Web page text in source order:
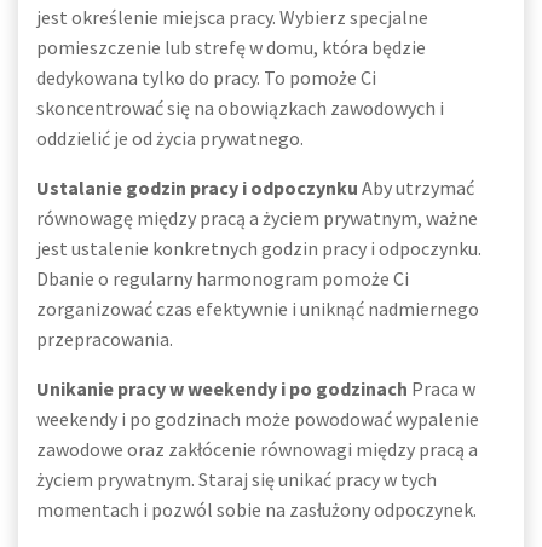
jest określenie miejsca pracy. Wybierz specjalne
pomieszczenie lub strefę w domu, która będzie
dedykowana tylko do pracy. To pomoże Ci
skoncentrować się na obowiązkach zawodowych i
oddzielić je od życia prywatnego.
Ustalanie godzin pracy i odpoczynku Aby utrzymać
równowagę między pracą a życiem prywatnym, ważne
jest ustalenie konkretnych godzin pracy i odpoczynku.
Dbanie o regularny harmonogram pomoże Ci
zorganizować czas efektywnie i uniknąć nadmiernego
przepracowania.
Unikanie pracy w weekendy i po godzinach Praca w
weekendy i po godzinach może powodować wypalenie
zawodowe oraz zakłócenie równowagi między pracą a
życiem prywatnym. Staraj się unikać pracy w tych
momentach i pozwól sobie na zasłużony odpoczynek.